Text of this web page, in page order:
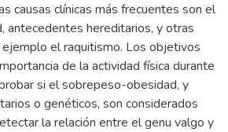
causas clínicas más frecuentes son el
antecedentes hereditarios, y otras
el raquitismo. Los objetivos
de la actividad física durante
si el sobrepeso-obesidad, y
o genéticos, son considerados
la relación entre el genu valgo y